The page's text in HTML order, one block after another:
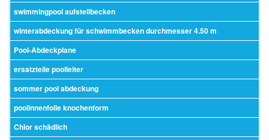
swimmingpool aufstellbecken
winterabdeckung für schwimmbecken durchmesser 4.50 m
Pool-Abdeckplane
ersatzteile poolleiter
sommer pool abdeckung
poolinnenfolie knochenform
Chlor schädlich